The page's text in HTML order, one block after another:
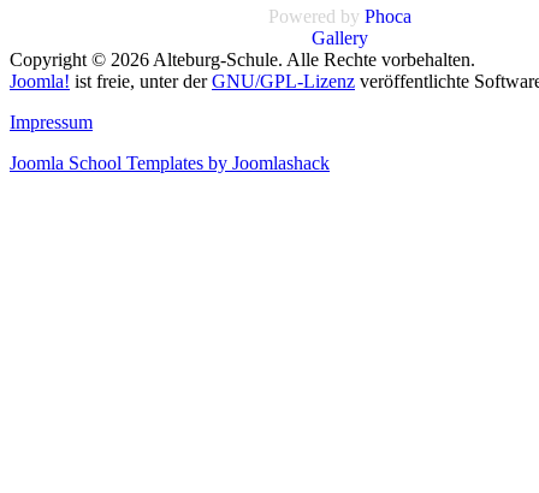
Powered by Phoca
Gallery
Copyright © 2026 Alteburg-Schule. Alle Rechte vorbehalten.
Joomla! ist freie, unter derGNU/GPL-Lizenz veröffentlichte
Impressum
Joomla School Templates by Joomlashack